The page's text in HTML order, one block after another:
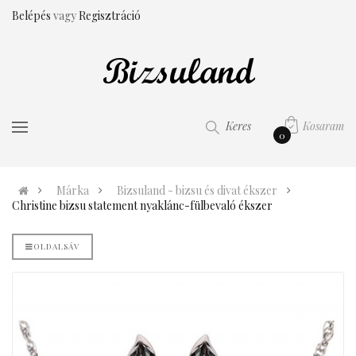
Belépés vagyRegisztráció
Kosaram
0
Keres
Márka
Bizsuland - bizsu és divat ékszer
Christine bizsu statement nyaklánc-fülbevaló ékszer
OLDALSÁV